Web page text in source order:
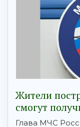
Жители
смогут
Глава МЧС